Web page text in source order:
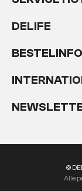
DELIFE
©
Alle